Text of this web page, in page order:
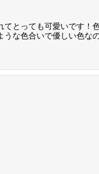
とっても可愛いです！
な色合いで優しい色な